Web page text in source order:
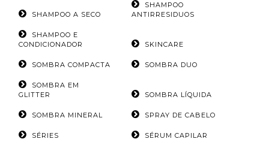
SHAMPOO A SECO
SHAMPOO
ANTIRRESIDUOS
SHAMPOO E
CONDICIONADOR
SKINCARE
SOMBRA COMPACTA SOMBRA DUO
SOMBRA EM
GLITTER
SOMBRA LÍQUIDA
SOMBRA MINERAL SPRAY DE CABELO
SÉRIES SÉRUM CAPILAR